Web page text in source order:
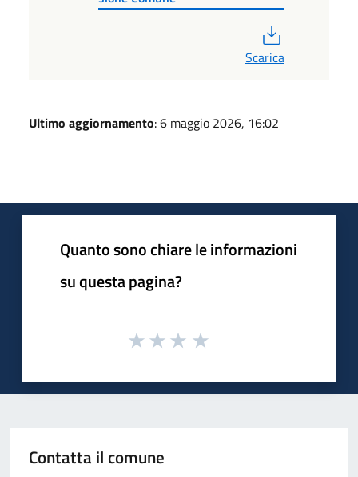
Scarica
Ultimo aggiornamento: 6 maggio 2026, 16:02
Quanto sono chiare le informazioni
su questa pagina?
Contatta il comune